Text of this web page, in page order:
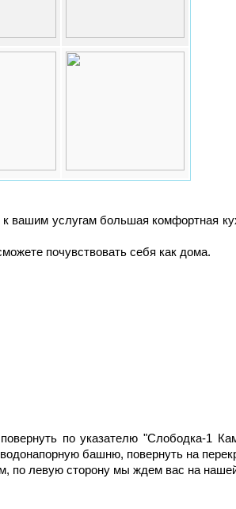
вашим услугам большая комфортная
почувствовать себя как дома.
по указателю "Слободка-1
башню, повернуть на
по левую сторону мы ждем вас на